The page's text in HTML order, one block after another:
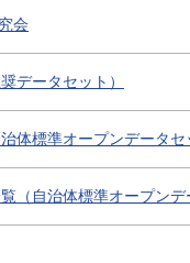
会
データセット）
体標準オープンデータセ
（自治体標準オープンデ